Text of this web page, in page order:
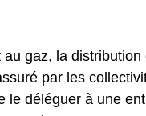
gaz, la
par les
le déléguer à une